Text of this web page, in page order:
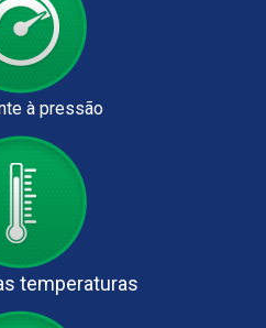
à pressão
temperaturas